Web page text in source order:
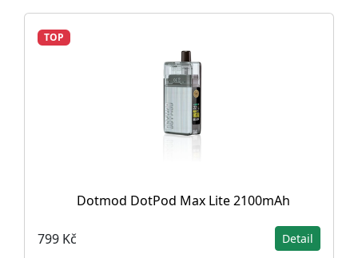
TOP
Dotmod DotPod Max Lite 2100mAh
799 Kč Detail